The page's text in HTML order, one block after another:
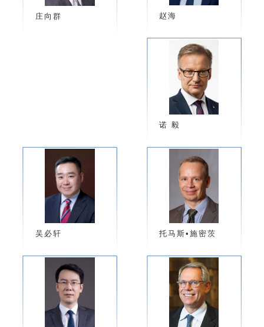
庄向群 赵海
诺 毅
吴必轩 托马斯•施密茨